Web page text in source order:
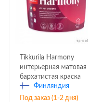
Tikkurila Harmony
интерьерная матовая
бархатистая краска
Финляндия
Под заказ (1-2 дня)